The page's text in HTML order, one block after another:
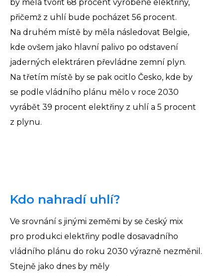
by měla tvořit 68 procent vyrobené elektřiny,
přičemž z uhlí bude pocházet 56 procent.
Na druhém místě by měla následovat Belgie,
kde ovšem jako hlavní palivo po odstavení
jaderných elektráren převládne zemní plyn.
Na třetím místě by se pak ocitlo Česko, kde by
se podle vládního plánu mělo v roce 2030
vyrábět 39 procent elektřiny z uhlí a 5 procent
z plynu.
Kdo nahradí uhlí?
Ve srovnání s jinými zeměmi by se český mix
pro produkci elektřiny podle dosavadního
vládního plánu do roku 2030 výrazně nezměnil.
Stejně jako dnes by měly